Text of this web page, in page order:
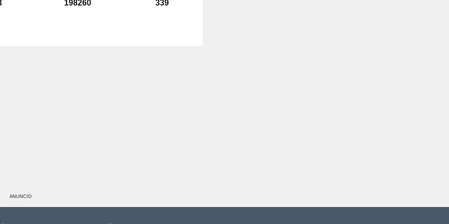
198260 339
ANUNCIO